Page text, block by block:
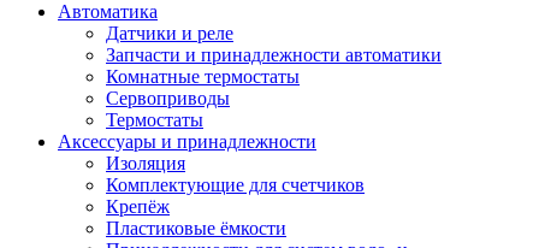
Автоматика
Датчики и реле
Запчасти и принадлежности автоматики
Комнатные термостаты
Сервоприводы
Термостаты
Аксессуары и принадлежности
Изоляция
Комплектующие для счетчиков
Крепёж
Пластиковые ёмкости